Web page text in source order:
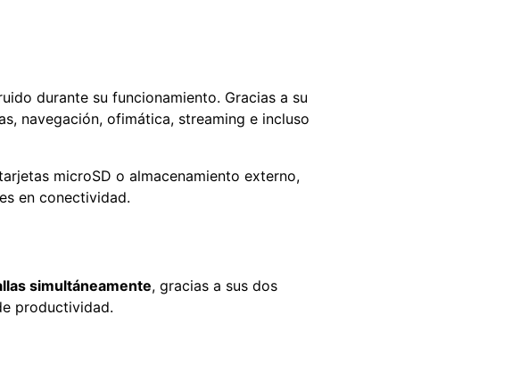
durante su funcionamiento. Gracias a su
navegación, ofimática, streaming e incluso
microSD o almacenamiento externo,
en conectividad.
simultáneamente, gracias a sus dos
productividad.